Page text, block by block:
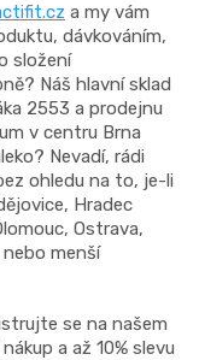
a my vám
dávkováním,
složení
Náš hlavní sklad
2553 a prodejnu
v centru Brna
Nevadí, rádi
ohledu na to, je-li
Hradec
Ostrava,
menší
se na našem
a až 10% slevu